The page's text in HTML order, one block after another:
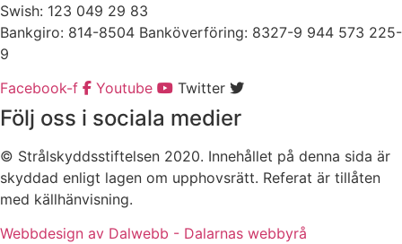
Swish: 123 049 29 83
Bankgiro: 814-8504 Banköverföring: 8327-9 944 573 225-
9
Facebook-f
Youtube Twitter
Följ oss i sociala medier
© Strålskyddsstiftelsen 2020. Innehållet på denna sida är
skyddad enligt lagen om upphovsrätt. Referat är tillåten
med källhänvisning.
Webbdesign av Dalwebb - Dalarnas webbyrå